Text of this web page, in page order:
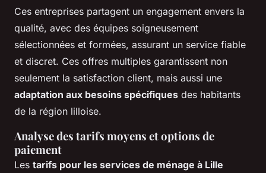
Ces entreprises partagent un engagement envers la
qualité, avec des équipes soigneusement
sélectionnées et formées, assurant un service fiable
et discret. Ces offres multiples garantissent non
seulement la satisfaction client, mais aussi une
adaptation aux besoins spécifiques des habitants
de la région lilloise.
Analyse des tarifs moyens et options de
paiement
Les tarifs pour les services de ménage à Lille